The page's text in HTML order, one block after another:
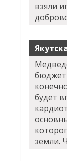
взяли
будет
земли.